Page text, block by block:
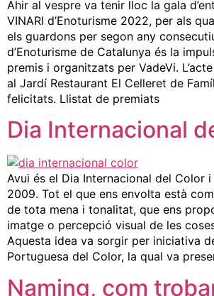
Ahir al vespre va tenir lloc la gala
VINARI d’Enoturisme 2022, per als
els guardons per segon any
d’Enoturisme de Catalunya és la
premis i organitzats per VadeVi.
al Jardí Restaurant El Celleret de
felicitats. Llistat de premiats
Dia Internacional
Avui és el Dia Internacional del Color
2009. Tot el que ens envolta està
de tota mena i tonalitat, que ens
imatge o percepció visual de les
Aquesta idea va sorgir per iniciativa
Portuguesa del Color, la qual va
Naming, com